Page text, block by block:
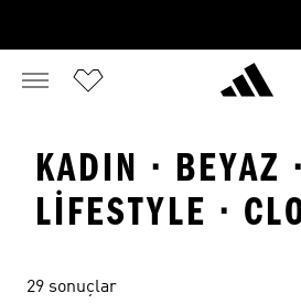
KADIN · BEYAZ ·
LIFESTYLE ·
29 sonuçlar